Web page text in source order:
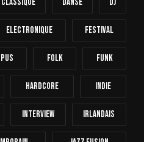
Classique Danse Dj
Electronique FESTIVAL
Folk Funk
Hardcore INDIE
Interview Irlandais